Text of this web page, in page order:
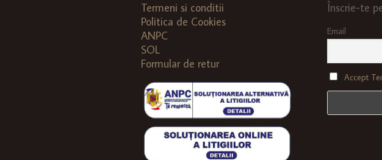
Termeni si conditii
Politica de Cookies
ANPC
SOL
Formular de retur
Înscrie-te
Email
Accept